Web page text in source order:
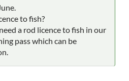
to fish?
a rod licence to fish in our
pass which can be